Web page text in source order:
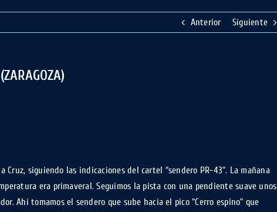
Anterior Siguiente
siguiendo las indicaciones del cartel “sendero PR-43”. La mañana
era primaveral. Seguimos la pista con una pendiente suave unos
Ahí tomamos el sendero que sube hacia el pico “Cerro espino” que